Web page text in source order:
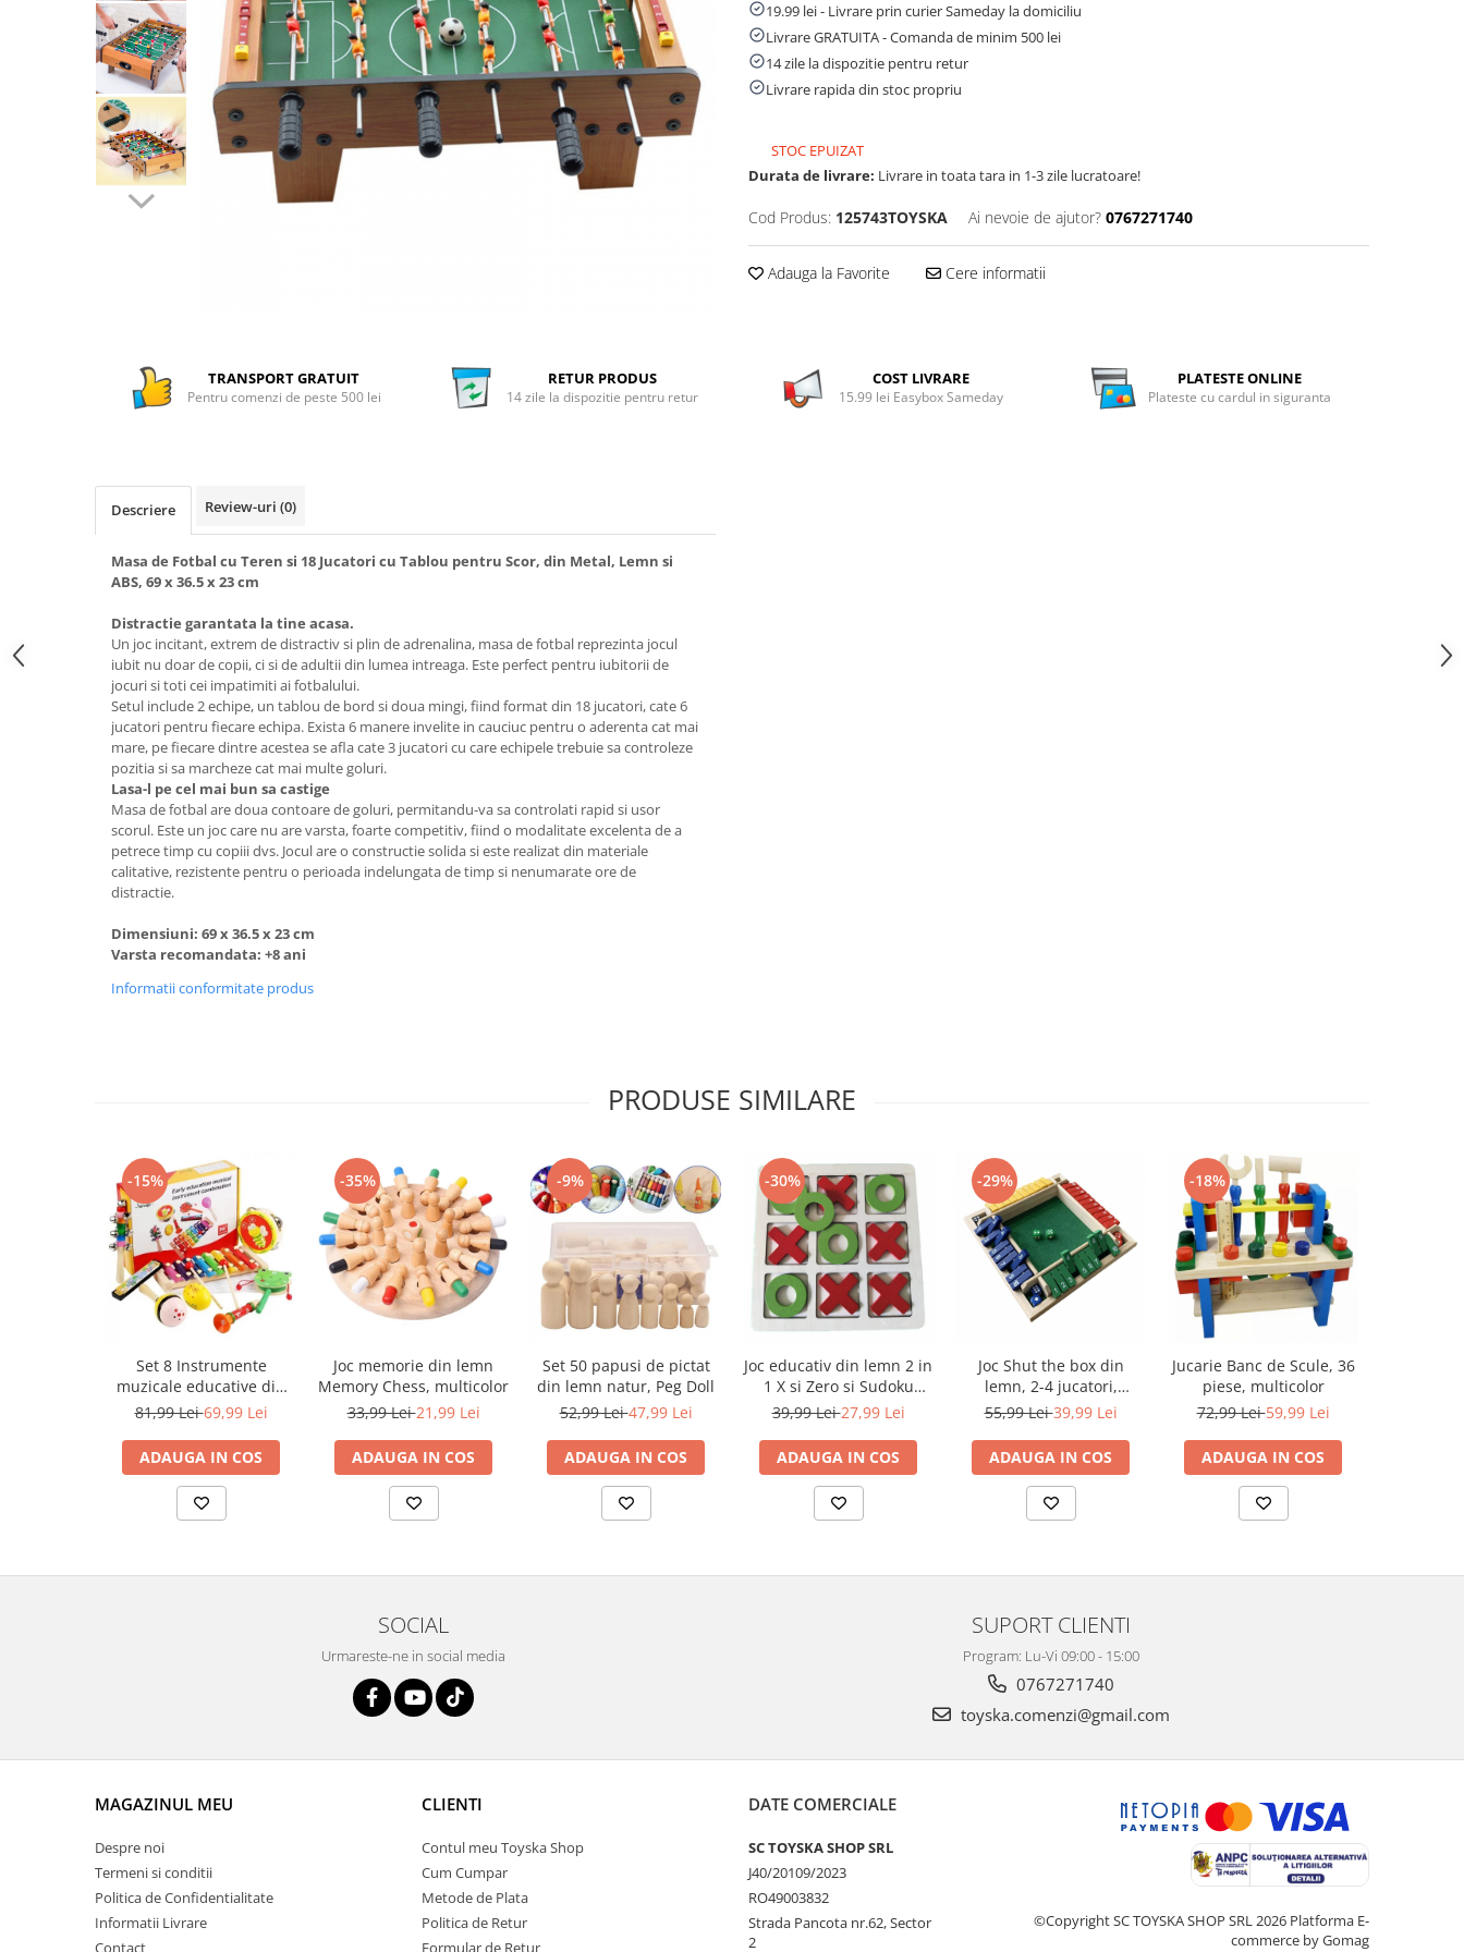
Tablite educative
19.99 lei - Livrare prin curier Sameday la domiciliu
Livrare GRATUITA - Comanda de minim 500 lei
14 zile la dispozitie pentru retur
Livrare rapida din stoc propriu
STOC EPUIZAT
Durata de livrare: Livrare in toata tara in 1-3 zile lucratoare!
Cod Produs: 125743TOYSKA Ai nevoie de ajutor? 0767271740
Adauga la Favorite Cere informatii
TRANSPORT GRATUIT
Pentru comenzi de peste 500 lei
RETUR PRODUS
14 zile la dispozitie pentru retur
COST LIVRARE
15.99 lei Easybox Sameday
PLATESTE ONLINE
Plateste cu cardul in siguranta
Descriere Review-uri (0)
Masa de Fotbal cu Teren si 18 Jucatori cu Tablou pentru Scor, din Metal, Lemn si
ABS, 69 x 36.5 x 23 cm
Distractie garantata la tine acasa.
Un joc incitant, extrem de distractiv si plin de adrenalina, masa de fotbal reprezinta jocul
iubit nu doar de copii, ci si de adultii din lumea intreaga. Este perfect pentru iubitorii de
jocuri si toti cei impatimiti ai fotbalului.
Setul include 2 echipe, un tablou de bord si doua mingi, fiind format din 18 jucatori, cate 6
jucatori pentru fiecare echipa. Exista 6 manere invelite in cauciuc pentru o aderenta cat mai
mare, pe fiecare dintre acestea se afla cate 3 jucatori cu care echipele trebuie sa controleze
pozitia si sa marcheze cat mai multe goluri.
Lasa-l pe cel mai bun sa castige
Masa de fotbal are doua contoare de goluri, permitandu-va sa controlati rapid si usor
scorul. Este un joc care nu are varsta, foarte competitiv, fiind o modalitate excelenta de a
petrece timp cu copiii dvs. Jocul are o constructie solida si este realizat din materiale
calitative, rezistente pentru o perioada indelungata de timp si nenumarate ore de
distractie.
Dimensiuni: 69 x 36.5 x 23 cm
Varsta recomandata: +8 ani
Informatii conformitate produs
PRODUSE SIMILARE
-15%
Set 8 Instrumente
muzicale educative din
lemn, multicolor
81,99 Lei69,99 Lei
ADAUGA IN COS
-35%
Joc memorie din lemn
Memory Chess, multicolor
33,99 Lei21,99 Lei
ADAUGA IN COS
-9%
Set 50 papusi de pictat
din lemn natur, Peg Doll
52,99 Lei47,99 Lei
ADAUGA IN COS
-30%
Joc educativ din lemn 2 in
1 X si Zero si Sudoku
Animale, multicolor
39,99 Lei27,99 Lei
ADAUGA IN COS
-29%
Joc Shut the box din
lemn, 2-4 jucatori,
multicolor
55,99 Lei39,99 Lei
ADAUGA IN COS
-18%
Jucarie Banc de Scule, 36
piese, multicolor
72,99 Lei59,99 Lei
ADAUGA IN COS
SOCIAL
Urmareste-ne in social media
SUPORT CLIENTI
Program: Lu-Vi 09:00 - 15:00
0767271740
toyska.comenzi@gmail.com
MAGAZINUL MEU
Despre noi
Termeni si conditii
Politica de Confidentialitate
Informatii Livrare
Contact
CLIENTI
Contul meu Toyska Shop
Cum Cumpar
Metode de Plata
Politica de Retur
Formular de Retur
DATE COMERCIALE
SC TOYSKA SHOP SRL
J40/20109/2023
RO49003832
Strada Pancota nr.62, Sector
2
©Copyright SC TOYSKA SHOP SRL 2026 Platforma E-
commerce by Gomag